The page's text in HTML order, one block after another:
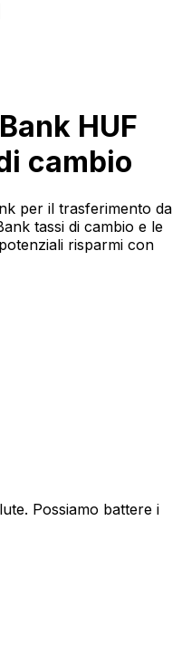
HUF
cambio
per il trasferimento da
tassi di cambio e le
risparmi con
Possiamo battere i